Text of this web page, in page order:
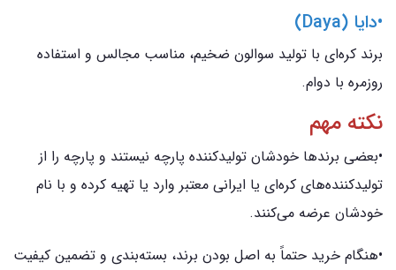
•دایا (Daya)
برند کره‌ای با تولید سوالون ضخیم، مناسب مجالس و استفاده
روزمره با دوام.
نکته مهم
•بعضی برندها خودشان تولیدکننده پارچه نیستند و پارچه را از
تولیدکننده‌های کره‌ای یا ایرانی معتبر وارد یا تهیه کرده و با نام
خودشان عرضه می‌کنند.
•هنگام خرید حتماً به اصل بودن برند، بسته‌بندی و تضمین کیفیت